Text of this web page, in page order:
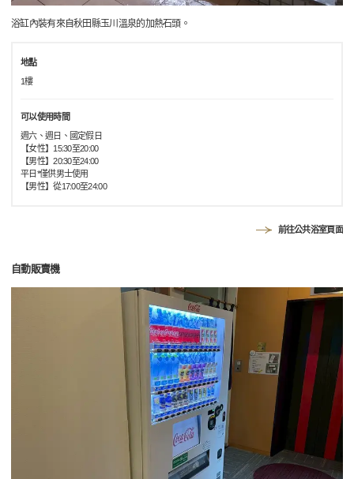
浴缸內裝有來自秋田縣玉川溫泉的加熱石頭。
地點
1樓
可以使用時間
週六、週日、國定假日
【女性】15:30至20:00
【男性】20:30至24:00
平日*僅供男士使用
【男性】從17:00至24:00
前往公共浴室頁面
自動販賣機